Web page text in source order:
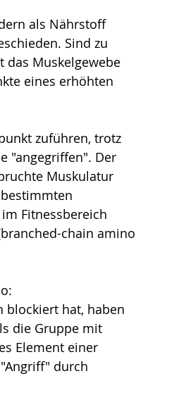
als Nährstoff
Sind zu
Muskelgewebe
eines erhöhten
zuführen, trotz
"angegriffen". Der
Muskulatur
Fitnessbereich
chain amino
blockiert hat, haben
die Gruppe mit
Element einer
durch